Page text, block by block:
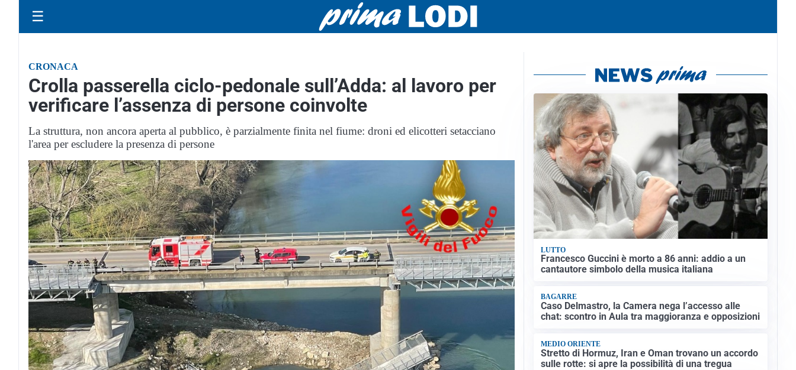
☰
CRONACA
Crolla passerella ciclo-pedonale sull’Adda: al lavoro per
verificare l’assenza di persone coinvolte
La struttura, non ancora aperta al pubblico, è parzialmente finita nel fiume: droni ed elicotteri setacciano
l'area per escludere la presenza di persone
LUTTO
Francesco Guccini è morto a 86 anni: addio a un
cantautore simbolo della musica italiana
BAGARRE
Caso Delmastro, la Camera nega l’accesso alle
chat: scontro in Aula tra maggioranza e opposizioni
MEDIO ORIENTE
Stretto di Hormuz, Iran e Oman trovano un accordo
sulle rotte: si apre la possibilità di una tregua